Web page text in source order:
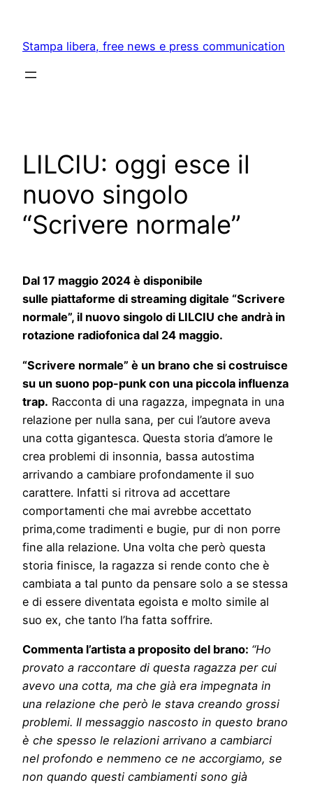
content
Stampa libera, free news e press communication
LILCIU: oggi esce il
nuovo singolo
“Scrivere normale”
Dal 17 maggio 2024 è disponibile
sulle piattaforme di streaming digitale “Scrivere
normale”, il nuovo singolo di LILCIU che andrà in
rotazione radiofonica dal 24 maggio.
“Scrivere normale” è un brano che si costruisce
su un suono pop-punk con una piccola influenza
trap. Racconta di una ragazza, impegnata in una
relazione per nulla sana, per cui l’autore aveva
una cotta gigantesca. Questa storia d’amore le
crea problemi di insonnia, bassa autostima
arrivando a cambiare profondamente il suo
carattere. Infatti si ritrova ad accettare
comportamenti che mai avrebbe accettato
prima,come tradimenti e bugie, pur di non porre
fine alla relazione. Una volta che però questa
storia finisce, la ragazza si rende conto che è
cambiata a tal punto da pensare solo a se stessa
e di essere diventata egoista e molto simile al
suo ex, che tanto l’ha fatta soffrire.
Commenta l’artista a proposito del brano: “Ho
provato a raccontare di questa ragazza per cui
avevo una cotta, ma che già era impegnata in
una relazione che però le stava creando grossi
problemi. Il messaggio nascosto in questo brano
è che spesso le relazioni arrivano a cambiarci
nel profondo e nemmeno ce ne accorgiamo, se
non quando questi cambiamenti sono già